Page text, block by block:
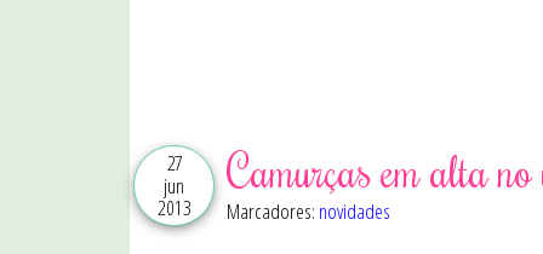
27
jun
2013
Camurças em alta
Marcadores: novidades